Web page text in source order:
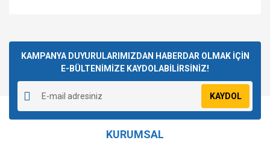
Yorum Yaz
kullanarak tarafımıza iletebilirsiniz.
Görüş ve önerileriniz için teşekkür ederiz.
Ürün resmi kalitesiz, bozuk veya görüntülenemiyor.
Ürün açıklamasında eksik bilgiler bulunuyor.
Ürün bilgilerinde hatalar bulunuyor.
Ürün fiyatı diğer sitelerden daha pahalı.
KAMPANYA DUYURULARIMIZDAN HABERDAR OLMAK İÇİN
E-BÜLTENİMİZE KAYDOLABİLİRSİNİZ!
KAYDOL
KURUMSAL